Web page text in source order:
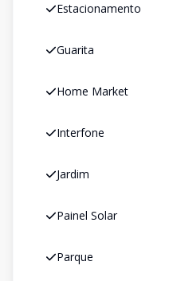
Estacionamento
Guarita
Home Market
Interfone
Jardim
Painel Solar
Parque